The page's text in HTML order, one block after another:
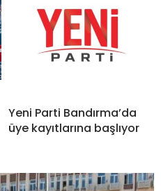
Yeni Parti Bandırma’da
üye kayıtlarına başlıyor